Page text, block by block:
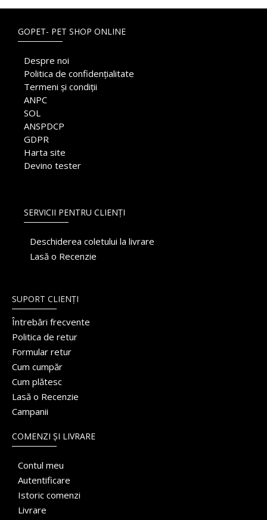
GOPET- PET SHOP ONLINE
Despre noi
Politica de confidențialitate
Termeni și condiții
ANPC
SOL
ANSPDCP
GDPR
Harta site
Devino tester
SERVICII PENTRU CLIENȚI
Deschiderea coletului la livrare
Lasă o Recenzie
SUPORT CLIENȚI
Întrebări frecvente
Politica de retur
Formular retur
Cum cumpăr
Cum plătesc
Lasă o Recenzie
Campanii
COMENZI ȘI LIVRARE
Contul meu
Autentificare
Istoric comenzi
Livrare